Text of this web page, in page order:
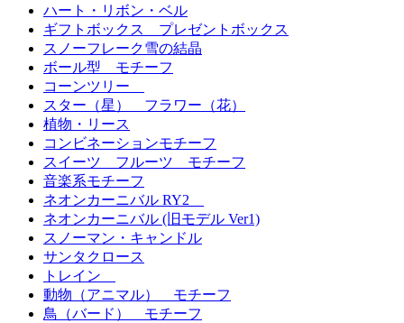
ハート・リボン・ベル
ギフトボックス プレゼントボックス
スノーフレーク雪の結晶
ボール型 モチーフ
コーンツリー
スター（星） フラワー（花）
植物・リース
コンビネーションモチーフ
スイーツ フルーツ モチーフ
音楽系モチーフ
ネオンカーニバル RY2
ネオンカーニバル (旧モデル Ver1)
スノーマン・キャンドル
サンタクロース
トレイン
動物（アニマル） モチーフ
鳥（バード） モチーフ